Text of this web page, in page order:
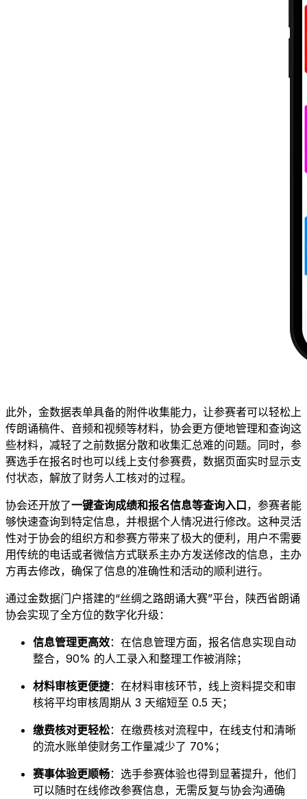
此外，金数据表单具备的附件收集能力，让参赛者可以轻松上
传朗诵稿件、音频和视频等材料，协会更方便地管理和查询这
些材料，减轻了之前数据分散和收集汇总难的问题。同时，参
赛选手在报名时也可以线上支付参赛费，数据页面实时显示支
付状态，解放了财务人工核对的过程。
协会还开放了​一键查询成绩和报名信息等查询入口​，参赛者能
够快速查询到特定信息，并根据个人情况进行修改。这种灵活
性对于协会的组织方和参赛方带来了极大的便利，用户不需要
用传统的电话或者微信方式联系主办方发送修改的信息，主办
方再去修改，确保了信息的准确性和活动的顺利进行。
通过金数据门户搭建的“丝绸之路朗诵大赛”平台，陕西省朗诵
协会实现了全方位的数字化升级：
信息管理更高效​：在信息管理方面，报名信息实现自动
整合，90% 的人工录入和整理工作被消除；
材料审核更便捷​：在材料审核环节，线上资料提交和审
核将平均审核周期从 3 天缩短至 0.5 天；
缴费核对更轻松​：在缴费核对流程中，在线支付和清晰
的流水账单使财务工作量减少了 70%；
赛事体验更顺畅​：选手参赛体验也得到显著提升，他们
可以随时在线修改参赛信息，无需反复与协会沟通确